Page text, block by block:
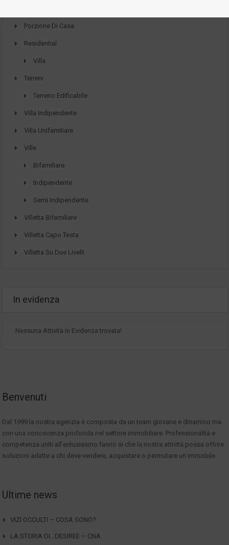
Porzione Di Casa
Residential
Villa
Terreni
Terreno Edificabile
Villa Indipendente
Villa Unifamiliare
Ville
Bifamiliare
Indipendente
Semi Indipendente
Villetta Bifamiliare
Villetta Capo Testa
Villetta Su Due Livelli
In evidenza
Nessuna Attività in Evidenza trovata!
Benvenuti
Dal 1999 la nostra agenzia è composta da un team giovane e dinamico ma
con una conoscenza profonda nel settore immobiliare. Professionalità e
competenza uniti all'entusiasmo fanno si che la nostra attività possa offrire
soluzioni adatte a chi deve vendere, acquistare o permutare un immobile.
Ultime news
VIZI OCCULTI – COSA SONO?
LA STORIA DI…DESIREE – CNA